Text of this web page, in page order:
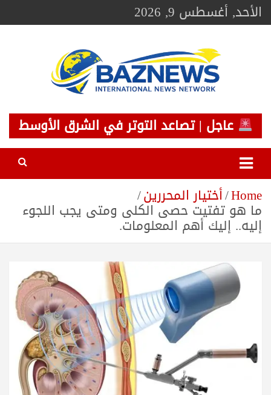
Skip
toالأحد, أغسطس 9, 2026
BAZNEWS
شبكة باز الإخبارية
عاجل | تصاعد التوتر في الشرق الأوسط
Home أختيار المحررين
ما هو تفتيت حصى الكلى ومتى يجب اللجوء
إليه.. إليك أهم المعلومات.